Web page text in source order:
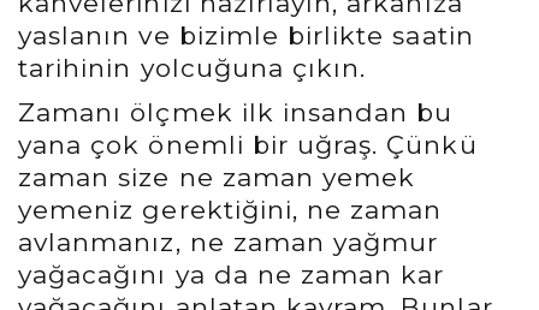
yaslanın ve bizimle birlikte saatin
tarihinin yolcuğuna çıkın.
Zamanı ölçmek ilk insandan bu
yana çok önemli bir uğraş. Çünkü
zaman size ne zaman yemek
yemeniz gerektiğini, ne zaman
avlanmanız, ne zaman yağmur
yağacağını ya da ne zaman kar